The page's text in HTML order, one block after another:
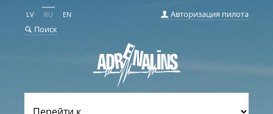
LV RU EN
Поиск
Авторизация пилота